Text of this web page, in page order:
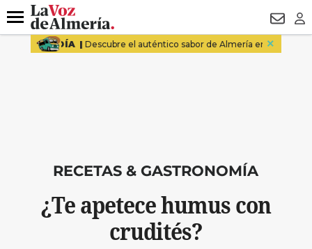
DESTACADO TURISMO
Menú
RECETAS & GASTRONOMÍA
¿Te apetece humus con
crudités?